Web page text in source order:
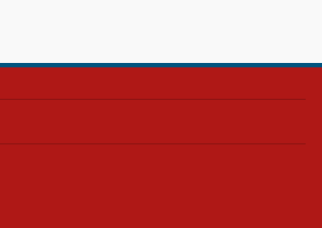
Confira como foi o culto mensal